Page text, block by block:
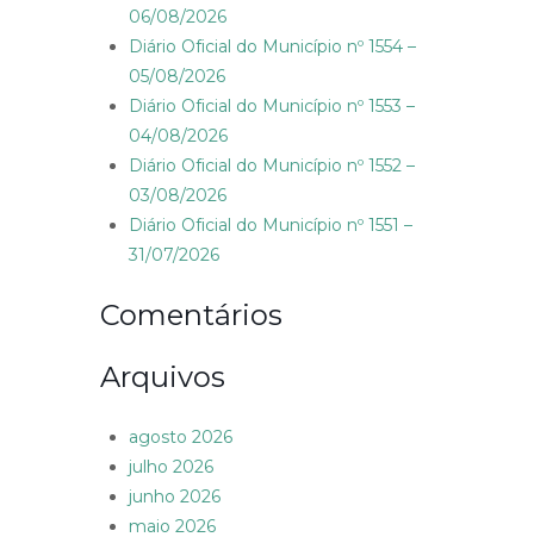
06/08/2026
Diário Oficial do Município nº 1554 –
05/08/2026
Diário Oficial do Município nº 1553 –
04/08/2026
Diário Oficial do Município nº 1552 –
03/08/2026
Diário Oficial do Município nº 1551 –
31/07/2026
Comentários
Arquivos
agosto 2026
julho 2026
junho 2026
maio 2026